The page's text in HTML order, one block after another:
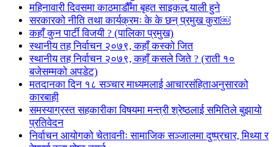
महिनावारी दिवसमा काठमाडौँमा बृहत साइकल र्‍याली हुने
सरकारको नीति तथा कार्यक्रमः के के छन् प्रमुख कुरा￼
कहाँ कुन पार्टी विजयी ? (पालिका प्रमुख)
स्थानीय तह निर्वाचन २०७९, कहाँ कस्को जित
स्थानीय तह निर्वाचन २०७९, कहाँ कसले जिते ? (राती १०
बजेसम्मको अपडेट)
मतदानका दिन १८ सञ्चार माध्यमलाई आचारसंहिताअनुसारको
कारबाही
समस्याग्रस्त सहकारीका विषयमा मन्त्री श्रेष्ठलाई समितिले बुझायो
प्रतिवेदन
निर्वाचन आयोगको चेतावनीः सामाजिक सञ्जालमा दुष्प्रचार, मिथ्या र